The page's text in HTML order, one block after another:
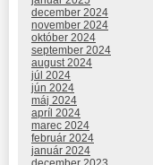
december 2024
november 2024
október 2024
september 2024
august 2024
júl 2024
jún 2024
máj 2024
apríl 2024
marec 2024
február 2024
január 2024